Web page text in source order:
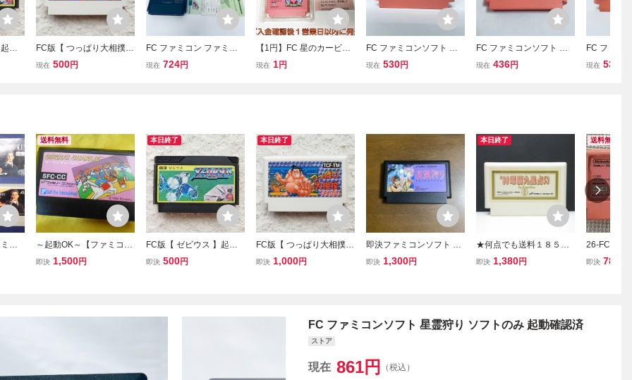
動
FC版【 つっぱり大相撲
】起動確認済み★ファミ
現在 500円
FC ファミコン ファミス
タ’９１ ソフト 箱説付 起
現在 724円
【1円】FC 星のカービィ
夢の泉の物語 ゲームソフ
現在 1円
FC ファミコンソフト 星
のカービィ 夢の泉の物
現在 530円
FC ファミコンソフト 星
のカービィ 夢の泉の物語
現在 436円
FC ファミ
のカービ
現在 530
コ
送料無料
～起動OK～【ファミコン/
FC】サーカスチャーリー
即決 1,500円
本日終了
FC版【 ゼビウス 】起動
確認済み★ファミコンソ
即決 500円
本日終了
FC版【 つっぱり大相撲
】起動確認済み★ファミ
即決 1,000円
即決ファミコンソフト 星
霊狩り
即決 1,300円
本日終了
★何点でも送料１８５円
★ '89電脳九星占い by Jin
即決 1,380円
送料無料
26-FC-
動作品 フ
即決 780
FC ファミコンソフト 星霊狩り ソフトのみ 起動確認済
ストア
現在 861円 （税込）